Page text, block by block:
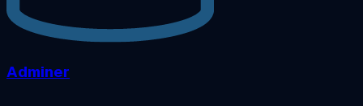
Adminer